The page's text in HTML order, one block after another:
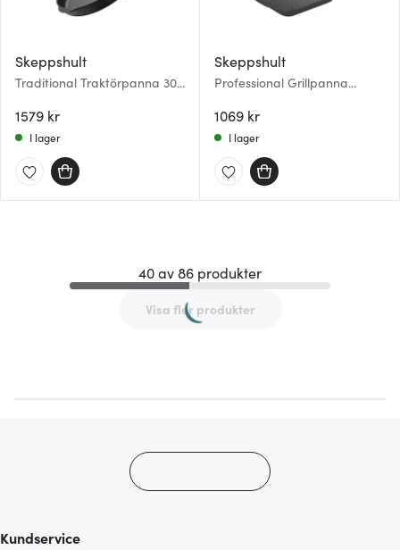
Skeppshult
Traditional Traktörpanna 30
1579 kr
I lager
Skeppshult
Professional Grillpanna
1069 kr
I lager
40 av 86 produkter
Visa fler produkter
Kundservice